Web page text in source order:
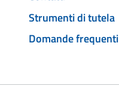
Strumenti di tutela
Domande frequenti